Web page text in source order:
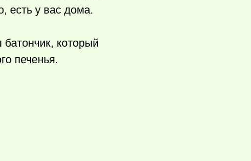
есть у вас дома.
который
печенья.